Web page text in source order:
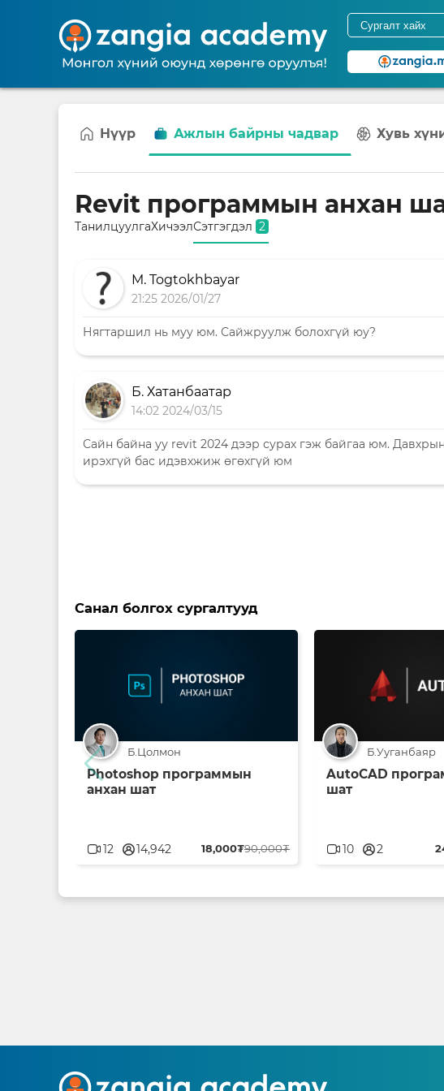
Нүүр Ажлын байрны чадвар Хувь
Revit программын анхан
ТанилцуулгаХичээлСэтгэгдэл 2
M. Togtokhbayar
21:25 2026/01/27
Нягтаршил нь муу юм. Сайжруулж болохгүй юу?
Б. Хатанбаатар
14:02 2024/03/15
Сайн байна уу revit 2024 дээр сурах гэж байгаа юм.
ирэхгүй бас идэвхжиж өгөхгүй юм
Санал болгох сургалтууд
Б.Цолмон
Photoshop программын
анхан шат
18,000₮90,000₮
12 userblank14,942
Б.Ууганбаяр
AutoCAD
шат
10 userblank2